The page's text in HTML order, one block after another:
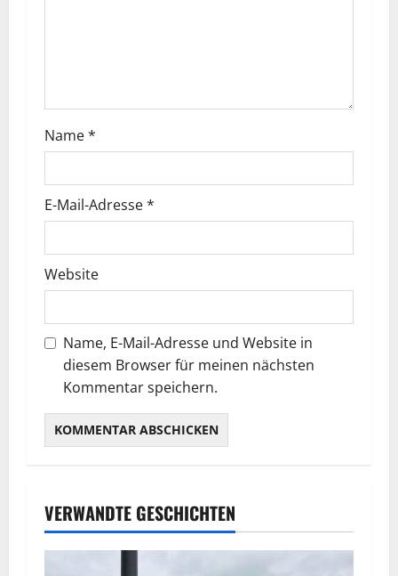
Name*
E-Mail-Adresse*
Website
Name, E-Mail-Adresse und Website in
diesem Browser für meinen nächsten
Kommentar speichern.
VERWANDTE GESCHICHTEN